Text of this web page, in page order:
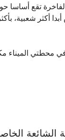
أكثر شعبية،
محطتي الميناء
الخاصة